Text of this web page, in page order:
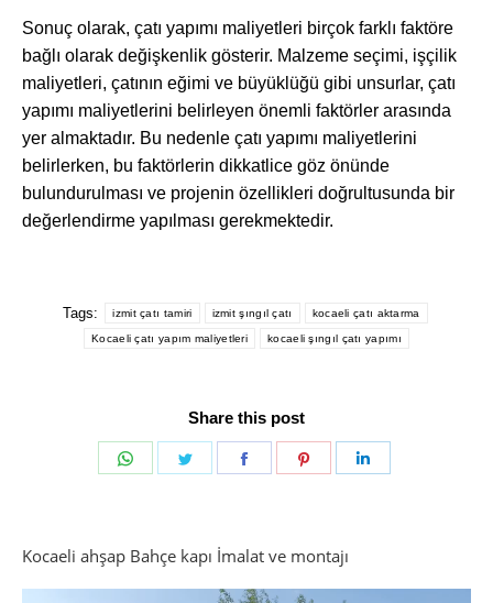
Sonuç olarak, çatı yapımı maliyetleri birçok farklı faktöre
bağlı olarak değişkenlik gösterir. Malzeme seçimi, işçilik
maliyetleri, çatının eğimi ve büyüklüğü gibi unsurlar, çatı
yapımı maliyetlerini belirleyen önemli faktörler arasında
yer almaktadır. Bu nedenle çatı yapımı maliyetlerini
belirlerken, bu faktörlerin dikkatlice göz önünde
bulundurulması ve projenin özellikleri doğrultusunda bir
değerlendirme yapılması gerekmektedir.
Tags: izmit çatı tamiri izmit şıngıl çatı kocaeli çatı aktarma
Kocaeli çatı yapım maliyetleri kocaeli şıngıl çatı yapımı
Share this post
Share
Share
Share
Share
Kocaeli ahşap Bahçe kapı İmalat ve montajı